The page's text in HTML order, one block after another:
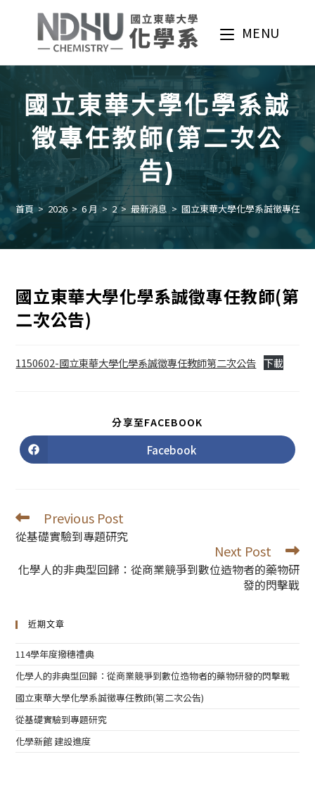
MENU
國立東華大學化學系誠
徵專任教師(第二次公
告)
首頁 > 2026 > 6 月 > 2 > 最新消息 > 國立東華大學化學系誠徵專任教
國立東華大學化學系誠徵專任教師(第
二次公告)
1150602-國立東華大學化學系誠徵專任教師第二次公告 下載
分享至FACEBOOK
Opens
in
Facebook
Read
more
articles
Previous Post
從基礎實驗到專題研究
Next Post
化學人的非典型回歸：從商業競爭到數位造物者的藥物研
發的閃擊戰
近期文章
114學年度撥穗禮典
化學人的非典型回歸：從商業競爭到數位造物者的藥物研發的閃擊戰
國立東華大學化學系誠徵專任教師(第二次公告)
從基礎實驗到專題研究
化學新館 建設進度